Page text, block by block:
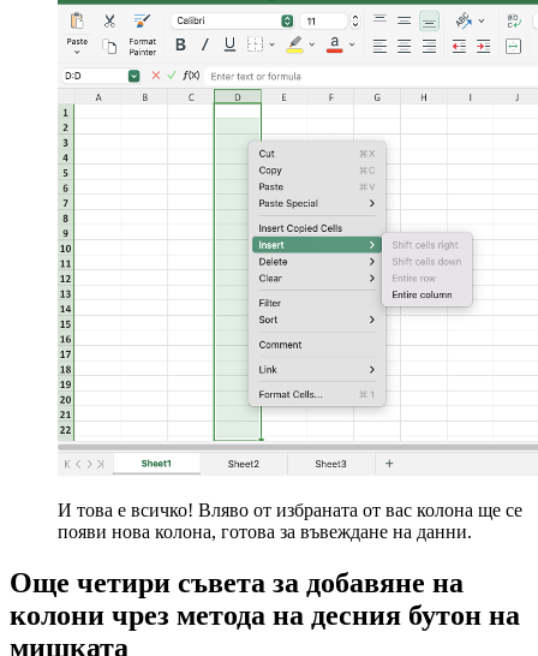
И това е всичко! Вляво от избраната от вас колона ще се
появи нова колона, готова за въвеждане на данни.
Още четири съвета за добавяне на
колони чрез метода на десния бутон на
мишката